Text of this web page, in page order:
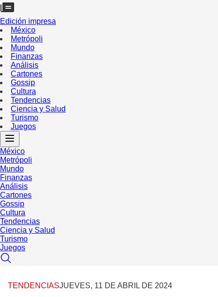
Edición impresa
México
Metrópoli
Mundo
Finanzas
Análisis
Cartones
Gossip
Cultura
Tendencias
Ciencia y Salud
Turismo
Juegos
México
Metrópoli
Mundo
Finanzas
Análisis
Cartones
Gossip
Cultura
Tendencias
Ciencia y Salud
Turismo
Juegos
TENDENCIASJUEVES, 11 DE ABRIL DE 2024